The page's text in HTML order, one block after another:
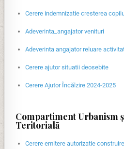
Cerere indemnizatie cresterea
Adeverinta_angajator venituri
Adeverinta angajator reluare
Cerere ajutor situatii deosebite
Cerere Ajutor Încălzire 2024-2025
Compartiment Urbanism
Teritorială
Cerere emitere autorizatie construire